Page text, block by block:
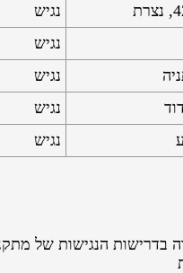
נגיש
נגיש
נגיש
נגיש
נגיש
בדרישות הנגישות של